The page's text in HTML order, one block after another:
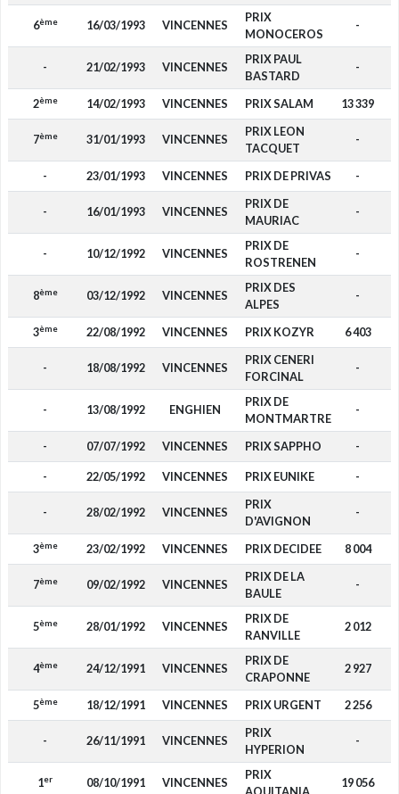
6ème 16/03/1993 VINCENNES
PRIX
MONOCEROS
-
- 21/02/1993 VINCENNES
PRIX PAUL
BASTARD
-
2ème 14/02/1993 VINCENNES PRIX SALAM 13 339
7ème 31/01/1993 VINCENNES
PRIX LEON
TACQUET
-
- 23/01/1993 VINCENNES PRIX DE PRIVAS -
- 16/01/1993 VINCENNES
PRIX DE
MAURIAC
-
- 10/12/1992 VINCENNES
PRIX DE
ROSTRENEN
-
8ème 03/12/1992 VINCENNES
PRIX DES
ALPES
-
3ème 22/08/1992 VINCENNES PRIX KOZYR 6 403
- 18/08/1992 VINCENNES
PRIX CENERI
FORCINAL
-
- 13/08/1992 ENGHIEN
PRIX DE
MONTMARTRE
-
- 07/07/1992 VINCENNES PRIX SAPPHO -
- 22/05/1992 VINCENNES PRIX EUNIKE -
- 28/02/1992 VINCENNES
PRIX
D'AVIGNON
-
3ème 23/02/1992 VINCENNES PRIX DECIDEE 8 004
7ème 09/02/1992 VINCENNES
PRIX DE LA
BAULE
-
5ème 28/01/1992 VINCENNES
PRIX DE
RANVILLE
2 012
4ème 24/12/1991 VINCENNES
PRIX DE
CRAPONNE
2 927
5ème 18/12/1991 VINCENNES PRIX URGENT 2 256
- 26/11/1991 VINCENNES
PRIX
HYPERION
-
1er 08/10/1991 VINCENNES
PRIX
19 056